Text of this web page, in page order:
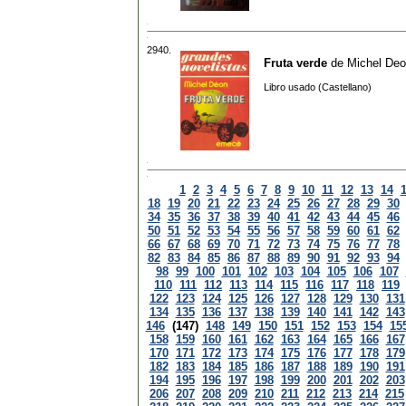
2940.
Fruta verde de Michel
Libro usado (Castellano)
1 2 3 4 5 6 7 8 9 10 11 12 13 14
18 19 20 21 22 23 24 25 26 27 28 29 30
34 35 36 37 38 39 40 41 42 43 44 45 46
50 51 52 53 54 55 56 57 58 59 60 61 62
66 67 68 69 70 71 72 73 74 75 76 77 78
82 83 84 85 86 87 88 89 90 91 92 93 94
98 99 100 101 102 103 104 105 106 107
110 111 112 113 114 115 116 117 118 119
122 123 124 125 126 127 128 129 130 131
134 135 136 137 138 139 140 141 142 143
146 (147) 148 149 150 151 152 153 154
158 159 160 161 162 163 164 165 166 167
170 171 172 173 174 175 176 177 178 179
182 183 184 185 186 187 188 189 190 191
194 195 196 197 198 199 200 201 202 203
206 207 208 209 210 211 212 213 214 215